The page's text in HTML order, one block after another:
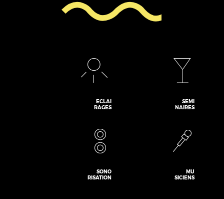
ECLAI
RAGES
SEMI
NAIRES
SONO
RISATION
MU
SICIENS